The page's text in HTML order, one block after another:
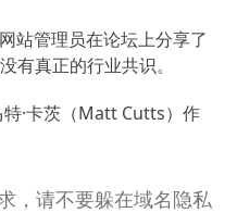
站管理员在论坛上分享了
有真正的行业共识。
·卡茨（Matt Cutts）作
，请不要躲在域名隐私